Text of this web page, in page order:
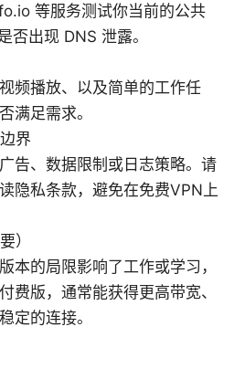
等服务测试你当前的公共
否出现 DNS 泄露。
频播放、以及简单的工作任
满足需求。
界
告、数据限制或日志策略。请
隐私条款，避免在免费VPN上
）
本的局限影响了工作或学习，
费版，通常能获得更高带宽、
定的连接。